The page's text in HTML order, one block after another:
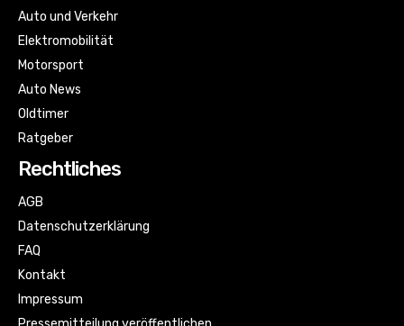
Auto und Verkehr
Elektromobilität
Motorsport
Auto News
Oldtimer
Ratgeber
Rechtliches
AGB
Datenschutzerklärung
FAQ
Kontakt
Impressum